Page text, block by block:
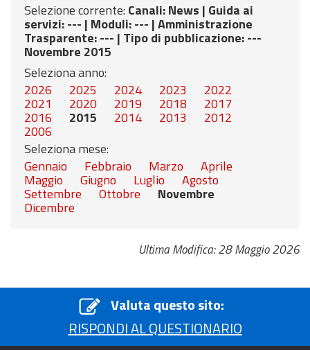
Selezione corrente: Canali: News | Guida ai
servizi: --- | Moduli: --- |Amministrazione
Trasparente: --- | Tipo di pubblicazione: ---
Novembre 2015
Seleziona anno:
2026
2025 2024 2023 2022
2021 2020 2019 2018 2017
2016 2015 2014 2013 2012
2006
Seleziona mese:
Gennaio
Febbraio Marzo Aprile
Maggio Giugno Luglio Agosto
Settembre Ottobre Novembre
Dicembre
Ultima Modifica: 28 Maggio 2026
Valuta questo sito:
RISPONDI AL QUESTIONARIO